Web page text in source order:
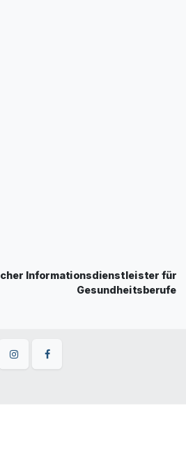
Informationsdienstleister für
Gesundheitsberufe